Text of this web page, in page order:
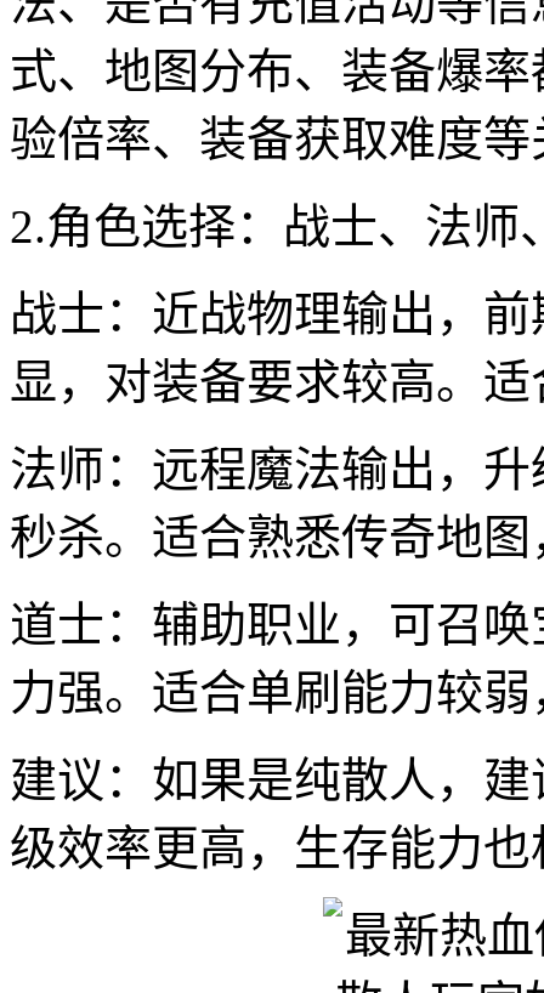
式、地图分布、装备爆
验倍率、装备获取难度
2.角色选择：战士、法师
战士：近战物理输出，
显，对装备要求较高。
法师：远程魔法输出，
秒杀。适合熟悉传奇地
道士：辅助职业，可召
力强。适合单刷能力较
建议：如果是纯散人，
级效率更高，生存能力